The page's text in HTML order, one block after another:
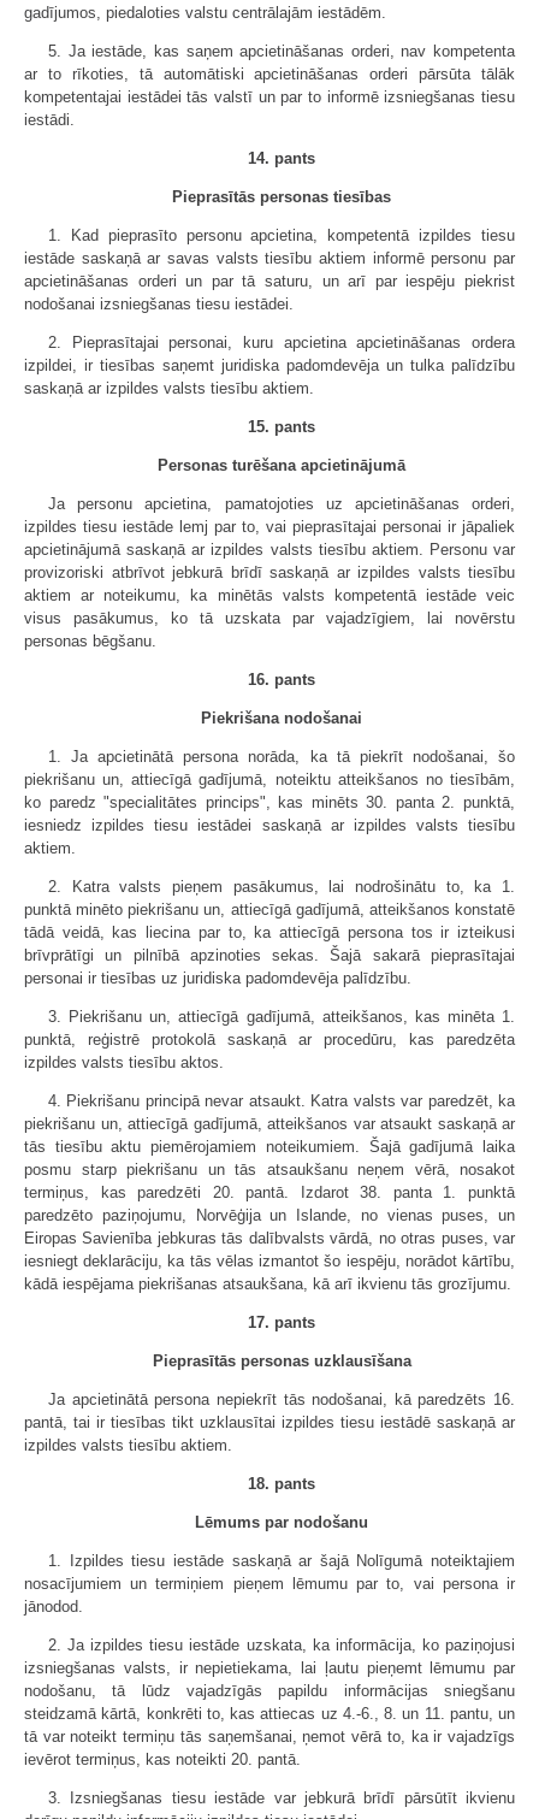
gadījumos, piedaloties valstu centrālajām iestādēm.
5. Ja iestāde, kas saņem apcietināšanas orderi, nav kompetenta
ar to rīkoties, tā automātiski apcietināšanas orderi pārsūta tālāk
kompetentajai iestādei tās valstī un par to informē izsniegšanas tiesu
iestādi.
14. pants
Pieprasītās personas tiesības
1. Kad pieprasīto personu apcietina, kompetentā izpildes tiesu
iestāde saskaņā ar savas valsts tiesību aktiem informē personu par
apcietināšanas orderi un par tā saturu, un arī par iespēju piekrist
nodošanai izsniegšanas tiesu iestādei.
2. Pieprasītajai personai, kuru apcietina apcietināšanas ordera
izpildei, ir tiesības saņemt juridiska padomdevēja un tulka palīdzību
saskaņā ar izpildes valsts tiesību aktiem.
15. pants
Personas turēšana apcietinājumā
Ja personu apcietina, pamatojoties uz apcietināšanas orderi,
izpildes tiesu iestāde lemj par to, vai pieprasītajai personai ir jāpaliek
apcietinājumā saskaņā ar izpildes valsts tiesību aktiem. Personu var
provizoriski atbrīvot jebkurā brīdī saskaņā ar izpildes valsts tiesību
aktiem ar noteikumu, ka minētās valsts kompetentā iestāde veic
visus pasākumus, ko tā uzskata par vajadzīgiem, lai novērstu
personas bēgšanu.
16. pants
Piekrišana nodošanai
1. Ja apcietinātā persona norāda, ka tā piekrīt nodošanai, šo
piekrišanu un, attiecīgā gadījumā, noteiktu atteikšanos no tiesībām,
ko paredz "specialitātes princips", kas minēts 30. panta 2. punktā,
iesniedz izpildes tiesu iestādei saskaņā ar izpildes valsts tiesību
aktiem.
2. Katra valsts pieņem pasākumus, lai nodrošinātu to, ka 1.
punktā minēto piekrišanu un, attiecīgā gadījumā, atteikšanos konstatē
tādā veidā, kas liecina par to, ka attiecīgā persona tos ir izteikusi
brīvprātīgi un pilnībā apzinoties sekas. Šajā sakarā pieprasītajai
personai ir tiesības uz juridiska padomdevēja palīdzību.
3. Piekrišanu un, attiecīgā gadījumā, atteikšanos, kas minēta 1.
punktā, reģistrē protokolā saskaņā ar procedūru, kas paredzēta
izpildes valsts tiesību aktos.
4. Piekrišanu principā nevar atsaukt. Katra valsts var paredzēt, ka
piekrišanu un, attiecīgā gadījumā, atteikšanos var atsaukt saskaņā ar
tās tiesību aktu piemērojamiem noteikumiem. Šajā gadījumā laika
posmu starp piekrišanu un tās atsaukšanu neņem vērā, nosakot
termiņus, kas paredzēti 20. pantā. Izdarot 38. panta 1. punktā
paredzēto paziņojumu, Norvēģija un Islande, no vienas puses, un
Eiropas Savienība jebkuras tās dalībvalsts vārdā, no otras puses, var
iesniegt deklarāciju, ka tās vēlas izmantot šo iespēju, norādot kārtību,
kādā iespējama piekrišanas atsaukšana, kā arī ikvienu tās grozījumu.
17. pants
Pieprasītās personas uzklausīšana
Ja apcietinātā persona nepiekrīt tās nodošanai, kā paredzēts 16.
pantā, tai ir tiesības tikt uzklausītai izpildes tiesu iestādē saskaņā ar
izpildes valsts tiesību aktiem.
18. pants
Lēmums par nodošanu
1. Izpildes tiesu iestāde saskaņā ar šajā Nolīgumā noteiktajiem
nosacījumiem un termiņiem pieņem lēmumu par to, vai persona ir
jānodod.
2. Ja izpildes tiesu iestāde uzskata, ka informācija, ko paziņojusi
izsniegšanas valsts, ir nepietiekama, lai ļautu pieņemt lēmumu par
nodošanu, tā lūdz vajadzīgās papildu informācijas sniegšanu
steidzamā kārtā, konkrēti to, kas attiecas uz 4.-6., 8. un 11. pantu, un
tā var noteikt termiņu tās saņemšanai, ņemot vērā to, ka ir vajadzīgs
ievērot termiņus, kas noteikti 20. pantā.
3. Izsniegšanas tiesu iestāde var jebkurā brīdī pārsūtīt ikvienu